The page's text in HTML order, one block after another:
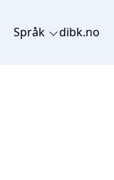
Språk dibk.no